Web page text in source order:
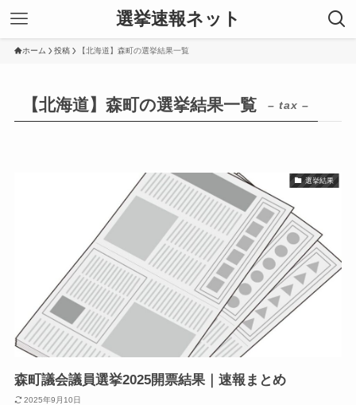
選挙速報ネット
ホーム 投稿 【北海道】森町の選挙結果一覧
【北海道】森町の選挙結果一覧 – tax –
選挙結果
森町議会議員選挙2025開票結果｜速報まとめ
2025年9月10日